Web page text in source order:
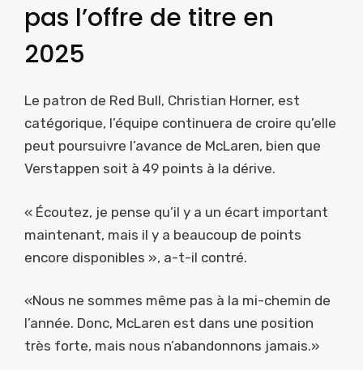
pas l’offre de titre en
2025
Le patron de Red Bull, Christian Horner, est
catégorique, l’équipe continuera de croire qu’elle
peut poursuivre l’avance de McLaren, bien que
Verstappen soit à 49 points à la dérive.
« Écoutez, je pense qu’il y a un écart important
maintenant, mais il y a beaucoup de points
encore disponibles », a-t-il contré.
«Nous ne sommes même pas à la mi-chemin de
l’année. Donc, McLaren est dans une position
très forte, mais nous n’abandonnons jamais.»